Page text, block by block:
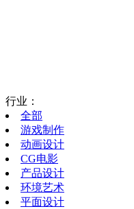
行业：
全部
游戏制作
动画设计
CG电影
产品设计
环境艺术
平面设计